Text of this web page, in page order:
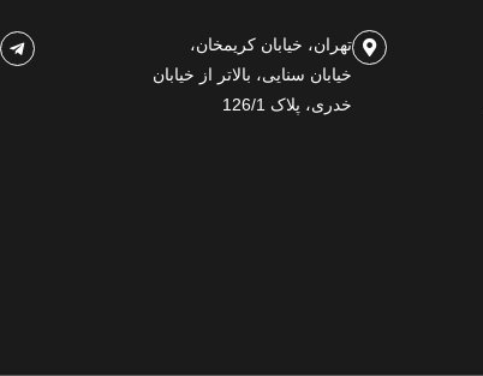
تهران، خیابان کریمخان،
خیابان سنایی، بالاتر از خیابان
خدری، پلاک 126/1